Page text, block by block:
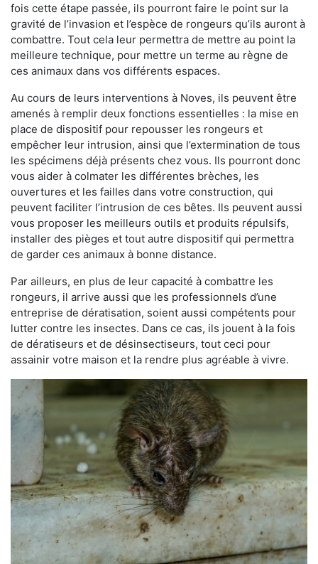
fois cette étape passée, ils pourront faire le point sur la
gravité de l’invasion et l’espèce de rongeurs qu’ils auront à
combattre. Tout cela leur permettra de mettre au point la
meilleure technique, pour mettre un terme au règne de
ces animaux dans vos différents espaces.
Au cours de leurs interventions à Noves, ils peuvent être
amenés à remplir deux fonctions essentielles : la mise en
place de dispositif pour repousser les rongeurs et
empêcher leur intrusion, ainsi que l’extermination de tous
les spécimens déjà présents chez vous. Ils pourront donc
vous aider à colmater les différentes brèches, les
ouvertures et les failles dans votre construction, qui
peuvent faciliter l’intrusion de ces bêtes. Ils peuvent aussi
vous proposer les meilleurs outils et produits répulsifs,
installer des pièges et tout autre dispositif qui permettra
de garder ces animaux à bonne distance.
Par ailleurs, en plus de leur capacité à combattre les
rongeurs, il arrive aussi que les professionnels d’une
entreprise de dératisation, soient aussi compétents pour
lutter contre les insectes. Dans ce cas, ils jouent à la fois
de dératiseurs et de désinsectiseurs, tout ceci pour
assainir votre maison et la rendre plus agréable à vivre.